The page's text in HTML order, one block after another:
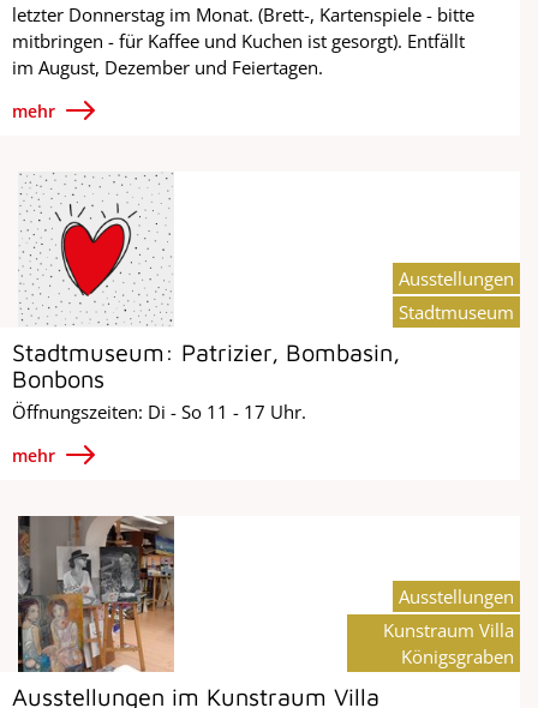
letzter Donnerstag im Monat. (Brett-, Kartenspiele - bitte
mitbringen - für Kaffee und Kuchen ist gesorgt). Entfällt
im August, Dezember und Feiertagen.
mehr
Stadtmuseum: Patrizier, Bombasin,
Bonbons
Öffnungszeiten: Di - So 11 - 17 Uhr.
mehr
Ausstellungen
Stadtmuseum
Ausstellungen im Kunstraum Villa
Ausstellungen
Kunstraum Villa
Königsgraben